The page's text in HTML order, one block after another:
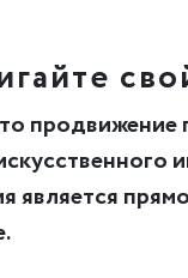
продвижение
является